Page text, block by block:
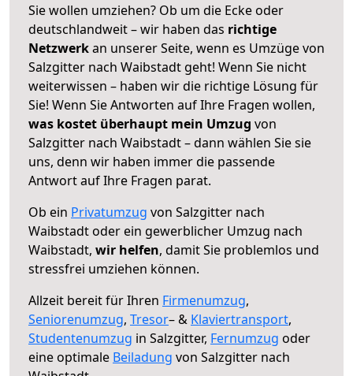
Sie wollen umziehen? Ob um die Ecke oder
deutschlandweit – wir haben das richtige
Netzwerkan unserer Seite, wenn es Umzüge von
Salzgitter nach Waibstadt geht! Wenn Sie nicht
weiterwissen – haben wir die richtige Lösung für
Sie! Wenn Sie Antworten auf Ihre Fragen wollen,
was kostet überhaupt mein Umzug von
Salzgitter nach Waibstadt – dann wählen Sie sie
uns, denn wir haben immer die passende
Antwort auf Ihre Fragen parat.
Ob ein Privatumzug von Salzgitter nach
Waibstadt oder ein gewerblicher Umzug nach
Waibstadt, wir helfen, damit Sie problemlos und
stressfrei umziehen können.
Allzeit bereit für Ihren Firmenumzug,
Seniorenumzug, Tresor– & Klaviertransport,
Studentenumzug in Salzgitter, Fernumzug oder
eine optimale Beiladung von Salzgitter nach